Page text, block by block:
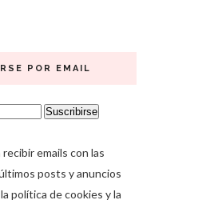
POR EMAIL
emails con las
posts y anuncios
política de cookies y la